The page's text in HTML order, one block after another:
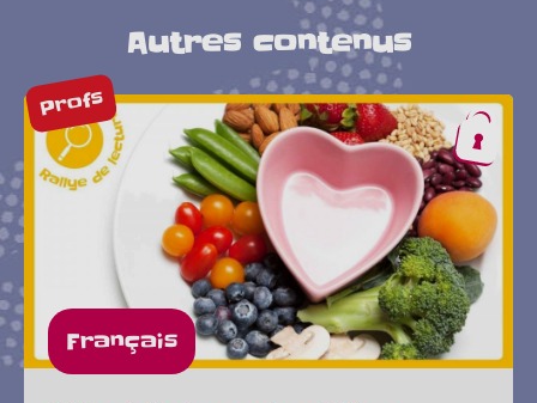
Autres contenus
Profs
Français